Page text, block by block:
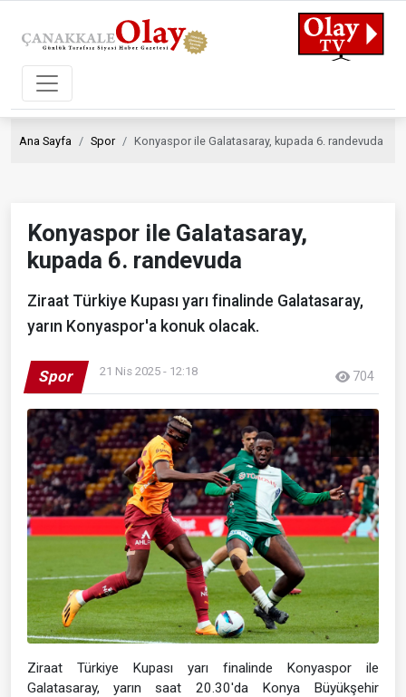
Ana Sayfa Spor Konyaspor ile Galatasaray, kupada 6. randevuda
Konyaspor ile Galatasaray,
kupada 6. randevuda
Ziraat Türkiye Kupası yarı finalinde Galatasaray,
yarın Konyaspor'a konuk olacak.
Spor 21 Nis 2025 - 12:18 704
Ziraat Türkiye Kupası yarı finalinde Konyaspor ile
Galatasaray, yarın saat 20.30'da Konya Büyükşehir